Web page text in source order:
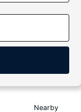
Nearby